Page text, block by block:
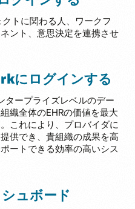
トに関わる人、ワークフ
ント、意思決定を連携させ
にログインする
ープライズレベルのデー
織全体のEHRの価値を最大
これにより、プロバイダに
供でき、貴組織の成果を高
ートできる効率の高いシス
ュボード